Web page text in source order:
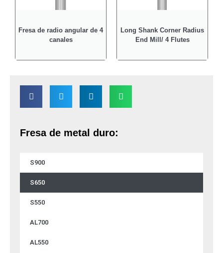
Fresa de radio angular de 4
canales
Long Shank Corner Radius
End Mill/ 4 Flutes
Fresa de metal duro:
S900
S650
S550
AL700
AL550